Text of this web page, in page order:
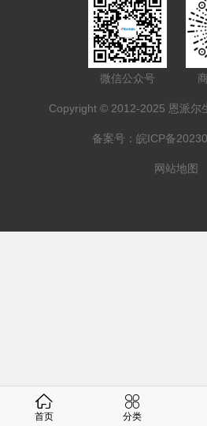
微信公众号
Copyright © 2012-2025 恩派尔
备案号： 皖ICP备
网站地图
首页 分类